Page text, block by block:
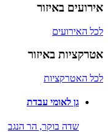
אירועים באיזור
לכל האירועים
אטרקציות באיזור
לכל האטרקציות
גן לאומי עבדת
שדה בוקר, הר הנגב